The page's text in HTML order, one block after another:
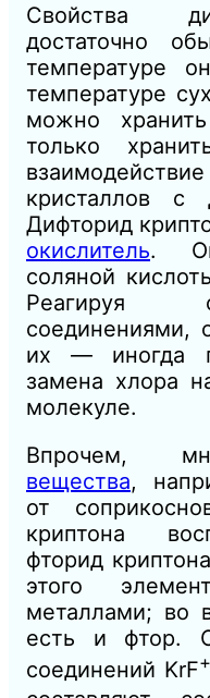
Свойства
достаточно
температуре
температуре
можно
только
кристаллов с
Дифторид
окислитель. Он
соляной
Реагируя
соединениями,
их — иногда
замена хлора
молекуле.
Впрочем,
вещества,
от
криптона
фторид
этого
металлами; во
есть и фтор.
соединений KrF+